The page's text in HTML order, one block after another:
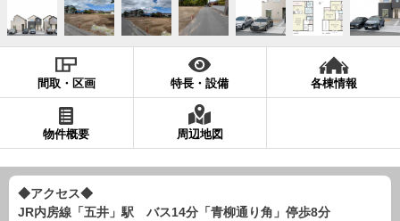
間取・区画 特長・設備 各棟情報
物件概要 周辺地図
◆アクセス◆
JR内房線「五井」駅 バス14分「青柳通り角」停歩8分
現地販売会情報
千葉本店 松戸支店 成田支店 木更津支店
東京支店
神奈川支店
スタッフ紹介
千葉本店 成田支店
神奈川支店
沖縄支店
売却査定 会社案内